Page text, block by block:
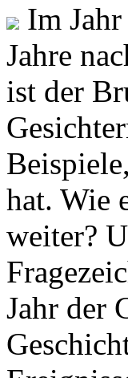
Im
Jahre
ist der
hat. Wie
weiter?
Jahr der